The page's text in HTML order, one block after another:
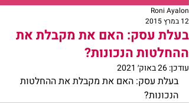
בעלת עסק: האם את מקבלת את
ההחלטות הנכונות?
Roni Ayalon
12 במרץ 2015
עודכן:26 באוק׳ 2021
בעלת עסק: האם את מקבלת את ההחלטות
הנכונות?